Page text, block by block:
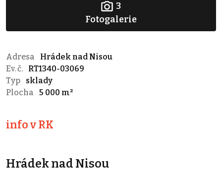
3
Fotogalerie
Adresa
Hrádek nad Nisou
Ev. č.
RT1340-03069
Typ
sklady
Plocha
5 000 m²
info v RK
Hrádek nad Nisou